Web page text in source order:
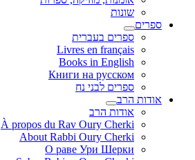
שונות
ספרים
ספרים בעברית
Livres en français
Books in English
Книги на русском
ספרים לבני נח
אודות הרב
אודות הרב
À propos du Rav Oury Cherki
About Rabbi Oury Cherki
О раве Ури Шерки